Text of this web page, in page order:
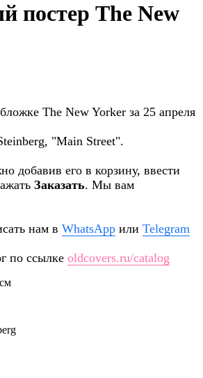
постер The New
The New Yorker за 25 апреля
"Main Street".
добавив его в корзину, ввести
Заказать. Мы вам
нам в WhatsApp или Telegram
по ссылке oldcovers.ru/catalog